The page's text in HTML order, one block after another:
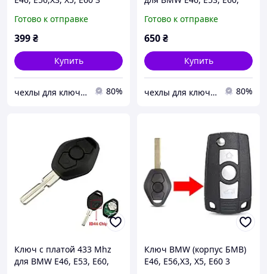
переделку)
Готово к отправке
399₴
Купить
чехлы для ключей 80%
1,2,3,4,5,6,7,8,I3,I8,m1,m2,
m3,m4,m5, m6,x1,x2
Готово к отправке
650₴
Купить
чехлы для ключей 80%
Ключ с платой 433 Mhz
для BMW Е46, Е53, Е60,
Ключ BMW (корпус БМВ)
Е46, Е56,Х3, Х5, Е60 3